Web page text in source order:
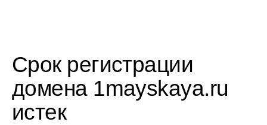
Срок регистрации
домена 1mayskaya.ru
истек